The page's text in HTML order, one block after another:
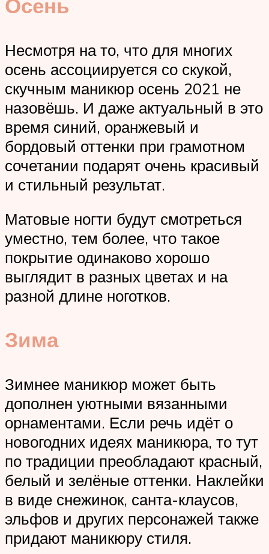
Осень
Несмотря на то, что для многих
осень ассоциируется со скукой,
скучным маникюр осень 2021 не
назовёшь. И даже актуальный в это
время синий, оранжевый и
бордовый оттенки при грамотном
сочетании подарят очень красивый
и стильный результат.
Матовые ногти будут смотреться
уместно, тем более, что такое
покрытие одинаково хорошо
выглядит в разных цветах и на
разной длине ноготков.
Зима
Зимнее маникюр может быть
дополнен уютными вязанными
орнаментами. Если речь идёт о
новогодних идеях маникюра, то тут
по традиции преобладают красный,
белый и зелёные оттенки. Наклейки
в виде снежинок, санта-клаусов,
эльфов и других персонажей также
придают маникюру стиля.